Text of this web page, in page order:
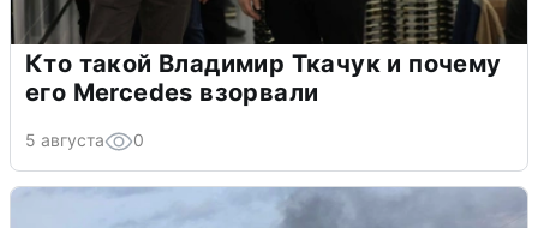
Кто такой Владимир Ткачук и почему
его Mercedes взорвали
5 августа 0